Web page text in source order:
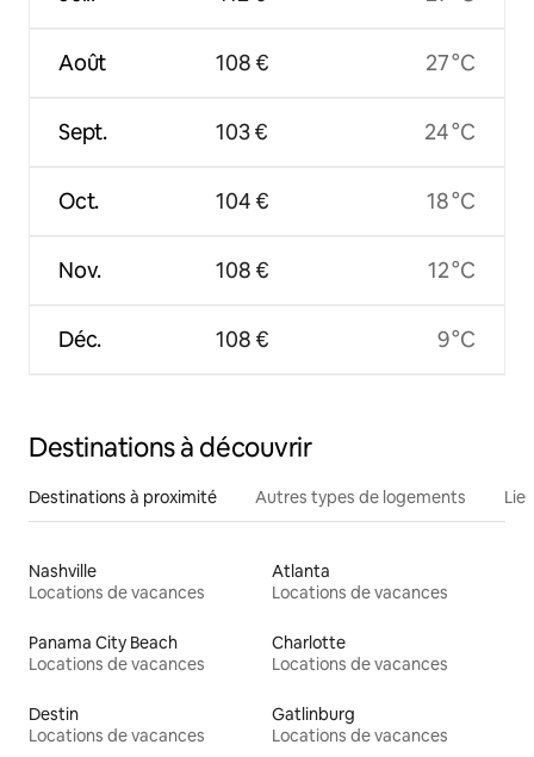
Août
Sept.
Oct.
Nov.
Déc.
108 €
103 €
104 €
108 €
108 €
27 °C
24 °C
18 °C
12 °C
9 °C
Destinations à découvrir
Destinations à proximité Autres types de logements
Nashville
Locations de vacances
Atlanta
Locations de vacances
Panama City Beach
Locations de vacances
Charlotte
Locations de vacances
Destin
Locations de vacances
Gatlinburg
Locations de vacances